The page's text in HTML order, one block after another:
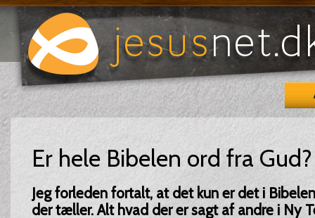
Er hele Bibelen ord fra Gud?
Jeg forleden fortalt, at det kun er det i
der tæller. Alt hvad der er sagt af andre i Ny